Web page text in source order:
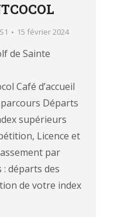
15 février 2024
de Sainte
Café d’accueil
Départs
supérieurs
Licence et
par
: départs des
de votre index